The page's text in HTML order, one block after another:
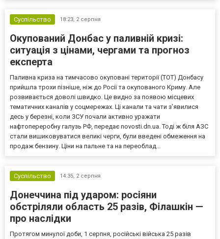
Суспільство 18:23, 2 серпня
Окупований Донбас у паливній кризі:
ситуація з цінами, чергами та прогноз
експерта
Паливна криза на тимчасово окуповані території (ТОТ) Донбасу
прийшла трохи пізніше, ніж до Росії та окупованого Криму. Але
розвивається доволі швидко. Це видно за появою місцевих
тематичних каналів у соцмережах. Ці канали та чати з’явилися
десь у березні, коли ЗСУ почали активно уражати
нафтопереробну галузь РФ, передає novosti.dn.ua. Тоді ж біля АЗС
стали вишиковуватися великі черги, були введені обмеження на
продаж бензину. Ціни на пальне та на переоблад...
Суспільство 14:35, 2 серпня
Донеччина під ударом: росіяни
обстріляли область 25 разів, Філашкін —
про наслідки
Протягом минулої доби, 1 серпня, російські війська 25 разів